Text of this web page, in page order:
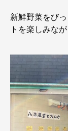
新鮮野菜をび
トを楽しみな